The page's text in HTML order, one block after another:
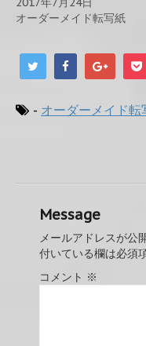
オーダーメイド転写紙
- オーダーメイド転
Message
メールアドレスが公
付いている欄は必須
コメント ※